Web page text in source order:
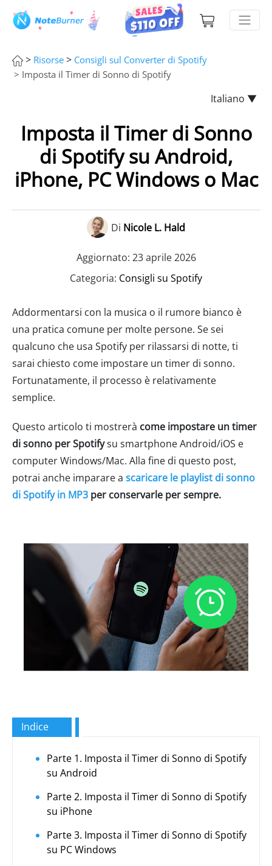
> Risorse > Consigli sul Converter di Spotify
> Imposta il Timer di Sonno di Spotify
Italiano ▼
Imposta il Timer di Sonno
di Spotify su Android,
iPhone, PC Windows o Mac
Di Nicole L. Hald
Aggiornato: 23 aprile 2026
Categoria: Consigli su Spotify
Addormentarsi con la musica o il rumore bianco è
una pratica comune per molte persone. Se sei
qualcuno che usa Spotify per rilassarsi di notte, ti
sarai chiesto come impostare un timer di sonno.
Fortunatamente, il processo è relativamente
semplice.
Questo articolo ti mostrerà come impostare un timer
di sonno per Spotifysu smartphone Android/iOS e
computer Windows/Mac. Alla fine di questo post,
potrai anche imparare a scaricare le playlist di sonno
di Spotify in MP3 per conservarle per sempre.
Indice
Parte 1. Imposta il Timer di Sonno di Spotify
su Android
Parte 2. Imposta il Timer di Sonno di Spotify
su iPhone
Parte 3. Imposta il Timer di Sonno di Spotify
su PC Windows